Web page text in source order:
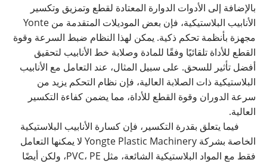
بالإضافة إلى الأدوات الدوارة المعتادة لقطع وتمزيق وتكسير
الأنابيب البلاستيكية، فإن بعض الموديلات المتقدمة من Yonte
مجهزة بأنظمة تحكم ذكية. يمكن لهذا النظام ضبط السرعة وقوة
القطع للأداة تلقائيًا وفقًا للمادة وصلابة خط الأنابيب لتحقيق
أفضل تأثير للسحق. على سبيل المثال، عند التعامل مع الأنابيب
البلاستيكية ذات الصلابة العالية، فإن نظام التحكم يزيد من
سرعة الدوران وقوة القطع للأداة، مما يضمن كفاءة التكسير
العالية.
فيما يتعلق بقدرة التكسير، فإن كسارة الأنابيب البلاستيكية
الخاصة بشركة Yongte Plastic Machinery لا يمكنها التعامل
فقط مع المواد البلاستيكية الشائعة، مثل PVC، PE، ولكن أيضًا